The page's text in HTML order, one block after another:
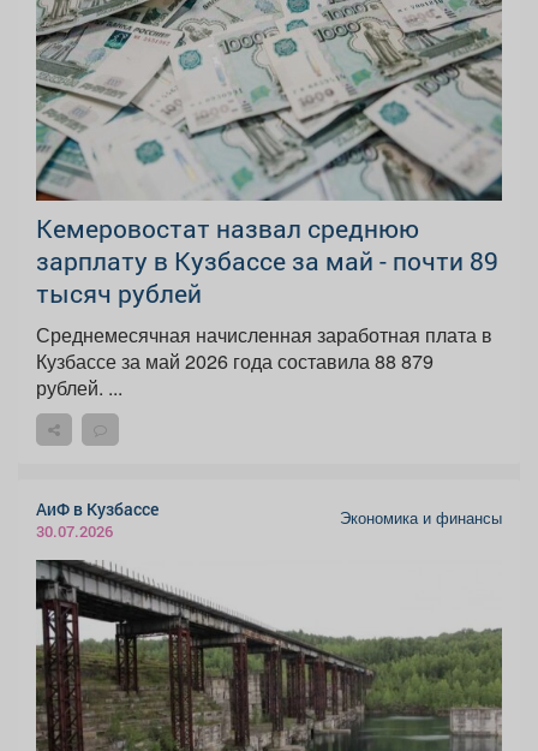
Кемеровостат назвал среднюю
зарплату в Кузбассе за май - почти 89
тысяч рублей
Среднемесячная начисленная заработная плата в
Кузбассе за май 2026 года составила 88 879
рублей. ...
АиФ в Кузбассе
30.07.2026
Экономика и финансы